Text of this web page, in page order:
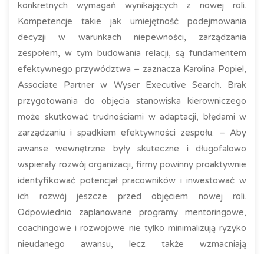
konkretnych wymagań wynikających z nowej roli.
Kompetencje takie jak umiejętność podejmowania
decyzji w warunkach niepewności, zarządzania
zespołem, w tym budowania relacji, są fundamentem
efektywnego przywództwa – zaznacza Karolina Popiel,
Associate Partner w Wyser Executive Search. Brak
przygotowania do objęcia stanowiska kierowniczego
może skutkować trudnościami w adaptacji, błędami w
zarządzaniu i spadkiem efektywności zespołu. – Aby
awanse wewnętrzne były skuteczne i długofalowo
wspierały rozwój organizacji, firmy powinny proaktywnie
identyfikować potencjał pracowników i inwestować w
ich rozwój jeszcze przed objęciem nowej roli.
Odpowiednio zaplanowane programy mentoringowe,
coachingowe i rozwojowe nie tylko minimalizują ryzyko
nieudanego awansu, lecz także wzmacniają